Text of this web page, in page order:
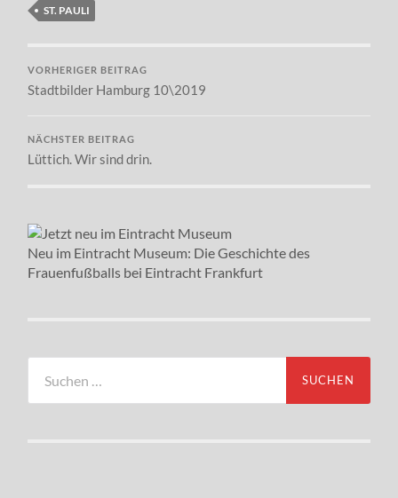
ST. PAULI
VORHERIGER BEITRAG
Stadtbilder Hamburg 10\2019
NÄCHSTER BEITRAG
Lüttich. Wir sind drin.
Neu im Eintracht Museum: Die Geschichte des
Frauenfußballs bei Eintracht Frankfurt
nach: